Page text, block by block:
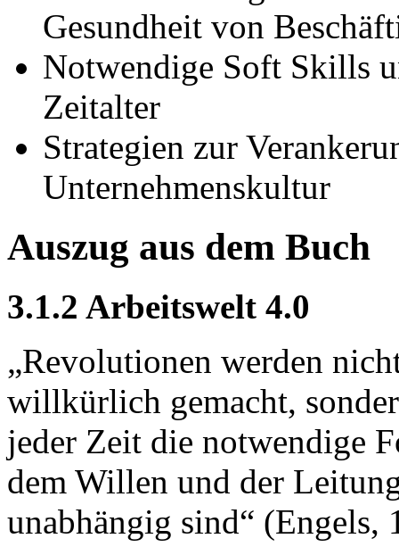
Gesundheit von
Notwendige Soft Skills
Zeitalter
Strategien zur
Unternehmenskultur
Auszug aus dem Buch
3.1.2 Arbeitswelt 4.0
„Revolutionen werden
willkürlich gemacht,
jeder Zeit die notwendige
dem Willen und der
unabhängig sind“ (Engels,